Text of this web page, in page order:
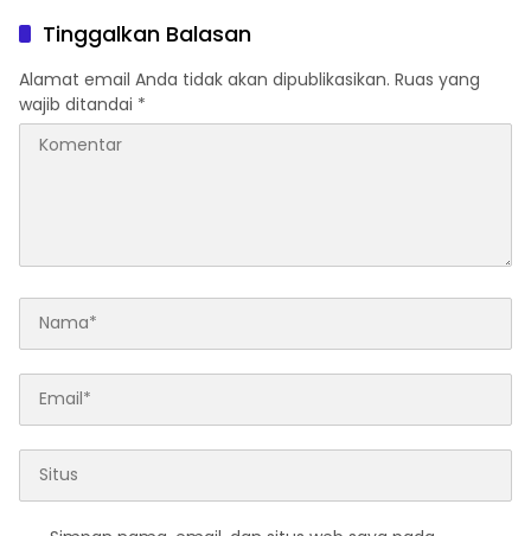
Tinggalkan Balasan
Alamat email Anda tidak akan dipublikasikan. Ruas yang
wajib ditandai *